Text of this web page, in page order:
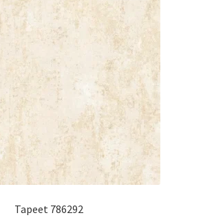
Tapeet 786292